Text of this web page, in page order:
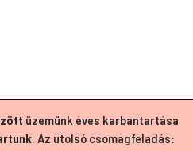
üzemünk éves karbantartása
. Az utolsó csomagfeladás: